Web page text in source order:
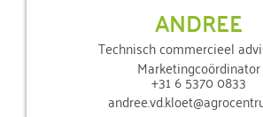
ANDREE
Technisch commercieel
Marketingcoördinator
+31 6 5370 0833